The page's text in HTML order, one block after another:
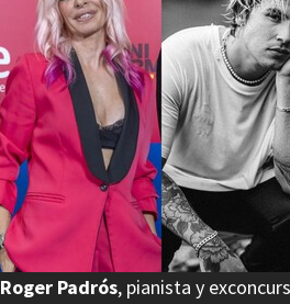
Roger Padrós, pianista y